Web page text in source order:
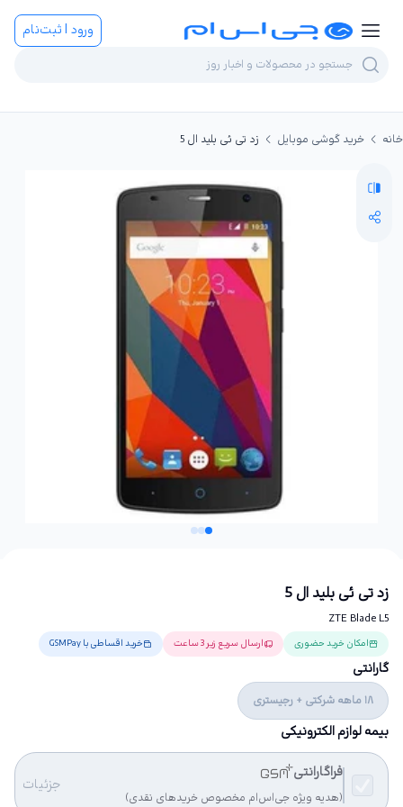
ورود | ثبت‌نام
خانه خرید گوشی موبایل زد تی ئی بلید ال 5
زد تی ئی بلید ال 5
ZTE Blade L5
امکان خرید حضوری ارسال سریع زیر 3 ساعت خرید اقساطی با GSMPay
گارانتی
18 ماهه شرکتی + رجیستری
بیمه لوازم الکترونیکی
فراگارانتی
(هدیه ویژه جی‌اس‌ام مخصوص خریدهای نقدی)
جزئیات